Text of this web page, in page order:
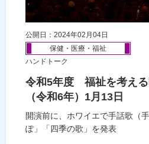
公開日：2024年02月04日
保健・医療・福祉
ハンドトーク
令和5年度 福祉を考え
（令和6年）1月13日
開演前に、ホワイエで手話歌（
ぽ」「四季の歌」を発表